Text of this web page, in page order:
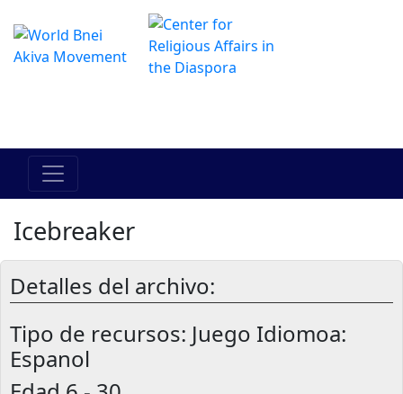
Icebreaker
Detalles del archivo:
Tipo de recursos: Juego Idiomoa:
Espanol